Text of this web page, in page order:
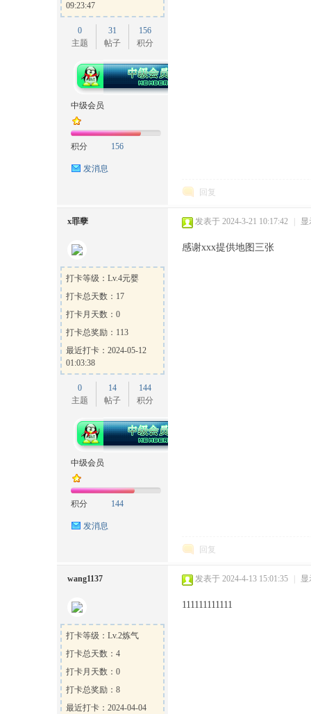
09:23:47
0
主题
31
帖子
156
积分
中级会员
积分 156
发消息
回复
x罪孽
打卡等级：Lv.4元婴
打卡总天数：17
打卡月天数：0
打卡总奖励：113
最近打卡：2024-05-12
01:03:38
0
主题
14
帖子
144
积分
中级会员
积分 144
发消息
发表于 2024-3-21 10:17:42 显
感谢xxx提供地图三张
回复
wang1137
打卡等级：Lv.2炼气
打卡总天数：4
打卡月天数：0
打卡总奖励：8
最近打卡：2024-04-04
发表于 2024-4-13 15:01:35 显
111111111111